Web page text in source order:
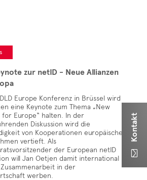
zur netID - Neue Allianzen
Europe Konferenz in Brüssel wird
eine Keynote zum Thema „New
for Europe“ halten. In der
Diskussion wird die
von Kooperationen europäischer
vertieft. Als
der European netID
will Jan Oetjen damit international
in der
werben.

Kontakt